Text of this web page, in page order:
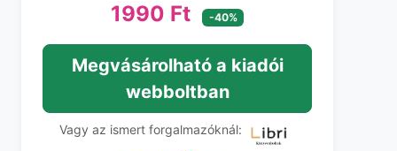
1990 Ft -40%
Megvásárolható a kiadói
webboltban
Vagy az ismert forgalmazóknál: